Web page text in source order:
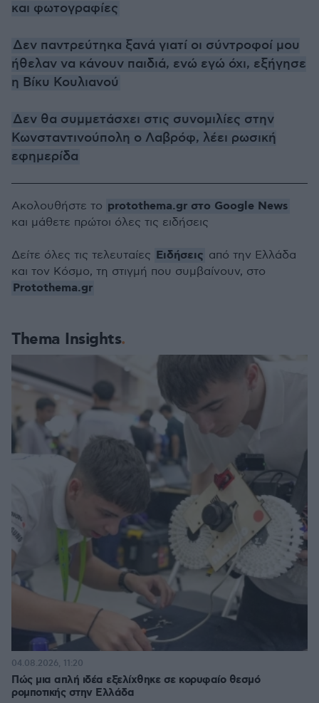
και φωτογραφίες
Δεν παντρεύτηκα ξανά γιατί οι σύντροφοί μου
ήθελαν να κάνουν παιδιά, ενώ εγώ όχι, εξήγησε
η Βίκυ Κουλιανού
Δεν θα συμμετάσχει στις συνομιλίες στην
Κωνσταντινούπολη ο Λαβρόφ, λέει ρωσική
εφημερίδα
Thema Insights
Πώς μια απλή ιδέα εξελίχθηκε σε κορυφαίο θεσμό
ρομποτικής στην Ελλάδα
04.08.2026, 11:20
Ακολουθήστε το protothema.gr στο Google News
και μάθετε πρώτοι όλες τις ειδήσεις
Δείτε όλες τις τελευταίες Ειδήσεις από την Ελλάδα
και τον Κόσμο, τη στιγμή που συμβαίνουν, στο
Protothema.gr